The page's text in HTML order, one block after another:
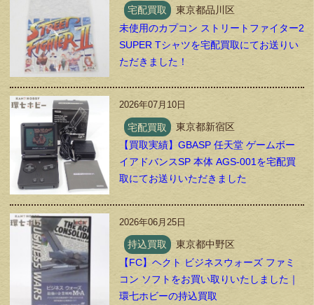
宅配買取
東京都品川区
未使用のカプコン ストリートファイター2
SUPER Tシャツを宅配買取にてお送りい
ただきました！
2026年07月10日
宅配買取
東京都新宿区
【買取実績】GBASP 任天堂 ゲームボー
イアドバンスSP 本体 AGS-001を宅配買
取にてお送りいただきました
2026年06月25日
持込買取
東京都中野区
【FC】ヘクト ビジネスウォーズ ファミ
コン ソフトをお買い取りいたしました｜
環七ホビーの持込買取